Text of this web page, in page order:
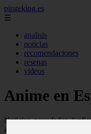
pirateking.es
☰
analisis
noticias
recomendaciones
resenas
videos
Anime en
Noticias, novedades,
anime en español